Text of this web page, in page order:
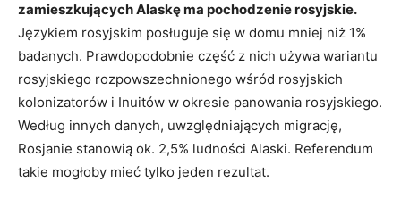
zamieszkujących Alaskę ma pochodzenie rosyjskie.
Językiem rosyjskim posługuje się w domu mniej niż 1%
badanych. Prawdopodobnie część z nich używa wariantu
rosyjskiego rozpowszechnionego wśród rosyjskich
kolonizatorów i Inuitów w okresie panowania rosyjskiego.
Według innych danych, uwzględniających migrację,
Rosjanie stanowią ok. 2,5% ludności Alaski. Referendum
takie mogłoby mieć tylko jeden rezultat.